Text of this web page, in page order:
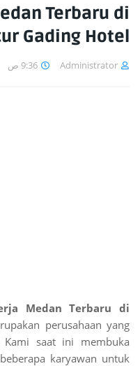
Terbaru di
Gading Hotel
Administrator 9:36 ص
Medan Terbaru di
perusahaan yang
saat ini membuka
karyawan untuk